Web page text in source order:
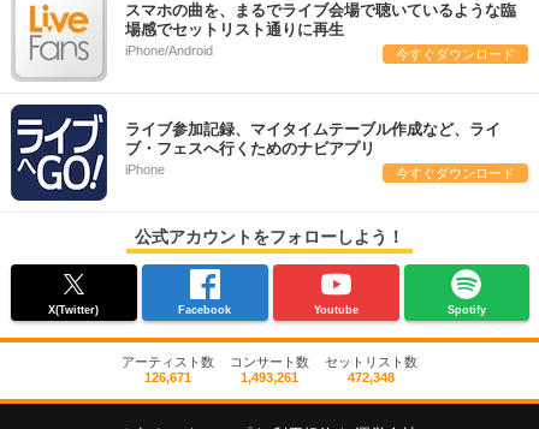
スマホの曲を、まるでライブ会場で聴いているような臨
場感でセットリスト通りに再生
iPhone/Android 今すぐダウンロード
ライブ参加記録、マイタイムテーブル作成など、ライ
ブ・フェスへ行くためのナビアプリ
iPhone 今すぐダウンロード
公式アカウントをフォローしよう！
X(Twitter) Facebook Youtube Spotify
アーティスト数
126,671
コンサート数
1,493,261
セットリスト数
472,348